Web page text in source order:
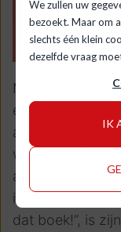
We zullen uw
bezoekt. Maar om
slechts één klein
dezelfde vraag
IK
Marketing
één leestip voor
auteurs Chip en
waarom
andere een
iedereen die
dat boek!”, is